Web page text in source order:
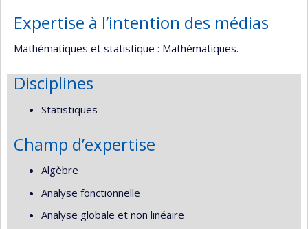
Expertise à l’intention des médias
Mathématiques et statistique : Mathématiques.
Disciplines
Statistiques
Champ d’expertise
Algèbre
Analyse fonctionnelle
Analyse globale et non linéaire